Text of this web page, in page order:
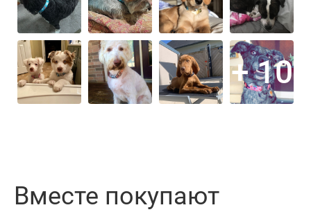
+ 10
Вместе покупают